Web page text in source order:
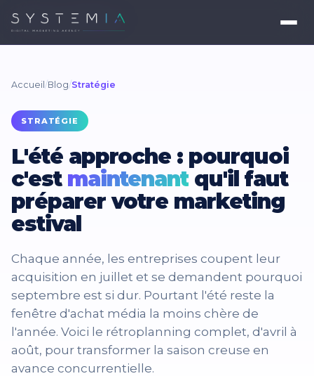
Accueil /Blog/Stratégie
STRATÉGIE
L'été approche : pourquoi
c'est maintenant qu'il faut
préparer votre marketing
estival
Chaque année, les entreprises coupent leur
acquisition en juillet et se demandent pourquoi
septembre est si dur. Pourtant l'été reste la
fenêtre d'achat média la moins chère de
l'année. Voici le rétroplanning complet, d'avril à
août, pour transformer la saison creuse en
avance concurrentielle.